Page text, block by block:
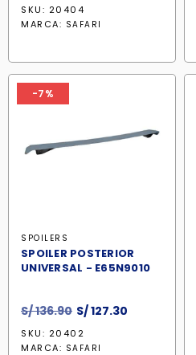
original
SKU: 20404
MARCA: SAFARI
-7%
SPOILERS
SPOILER POSTERIOR
UNIVERSAL - E65N9010
S/136.90 El
precio
original
S/127.30
SKU: 20402
MARCA: SAFARI